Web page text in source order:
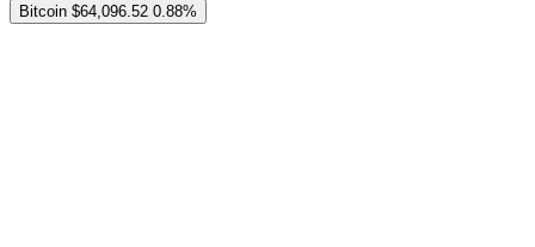
Bitcoin $64,096.52 0.88%